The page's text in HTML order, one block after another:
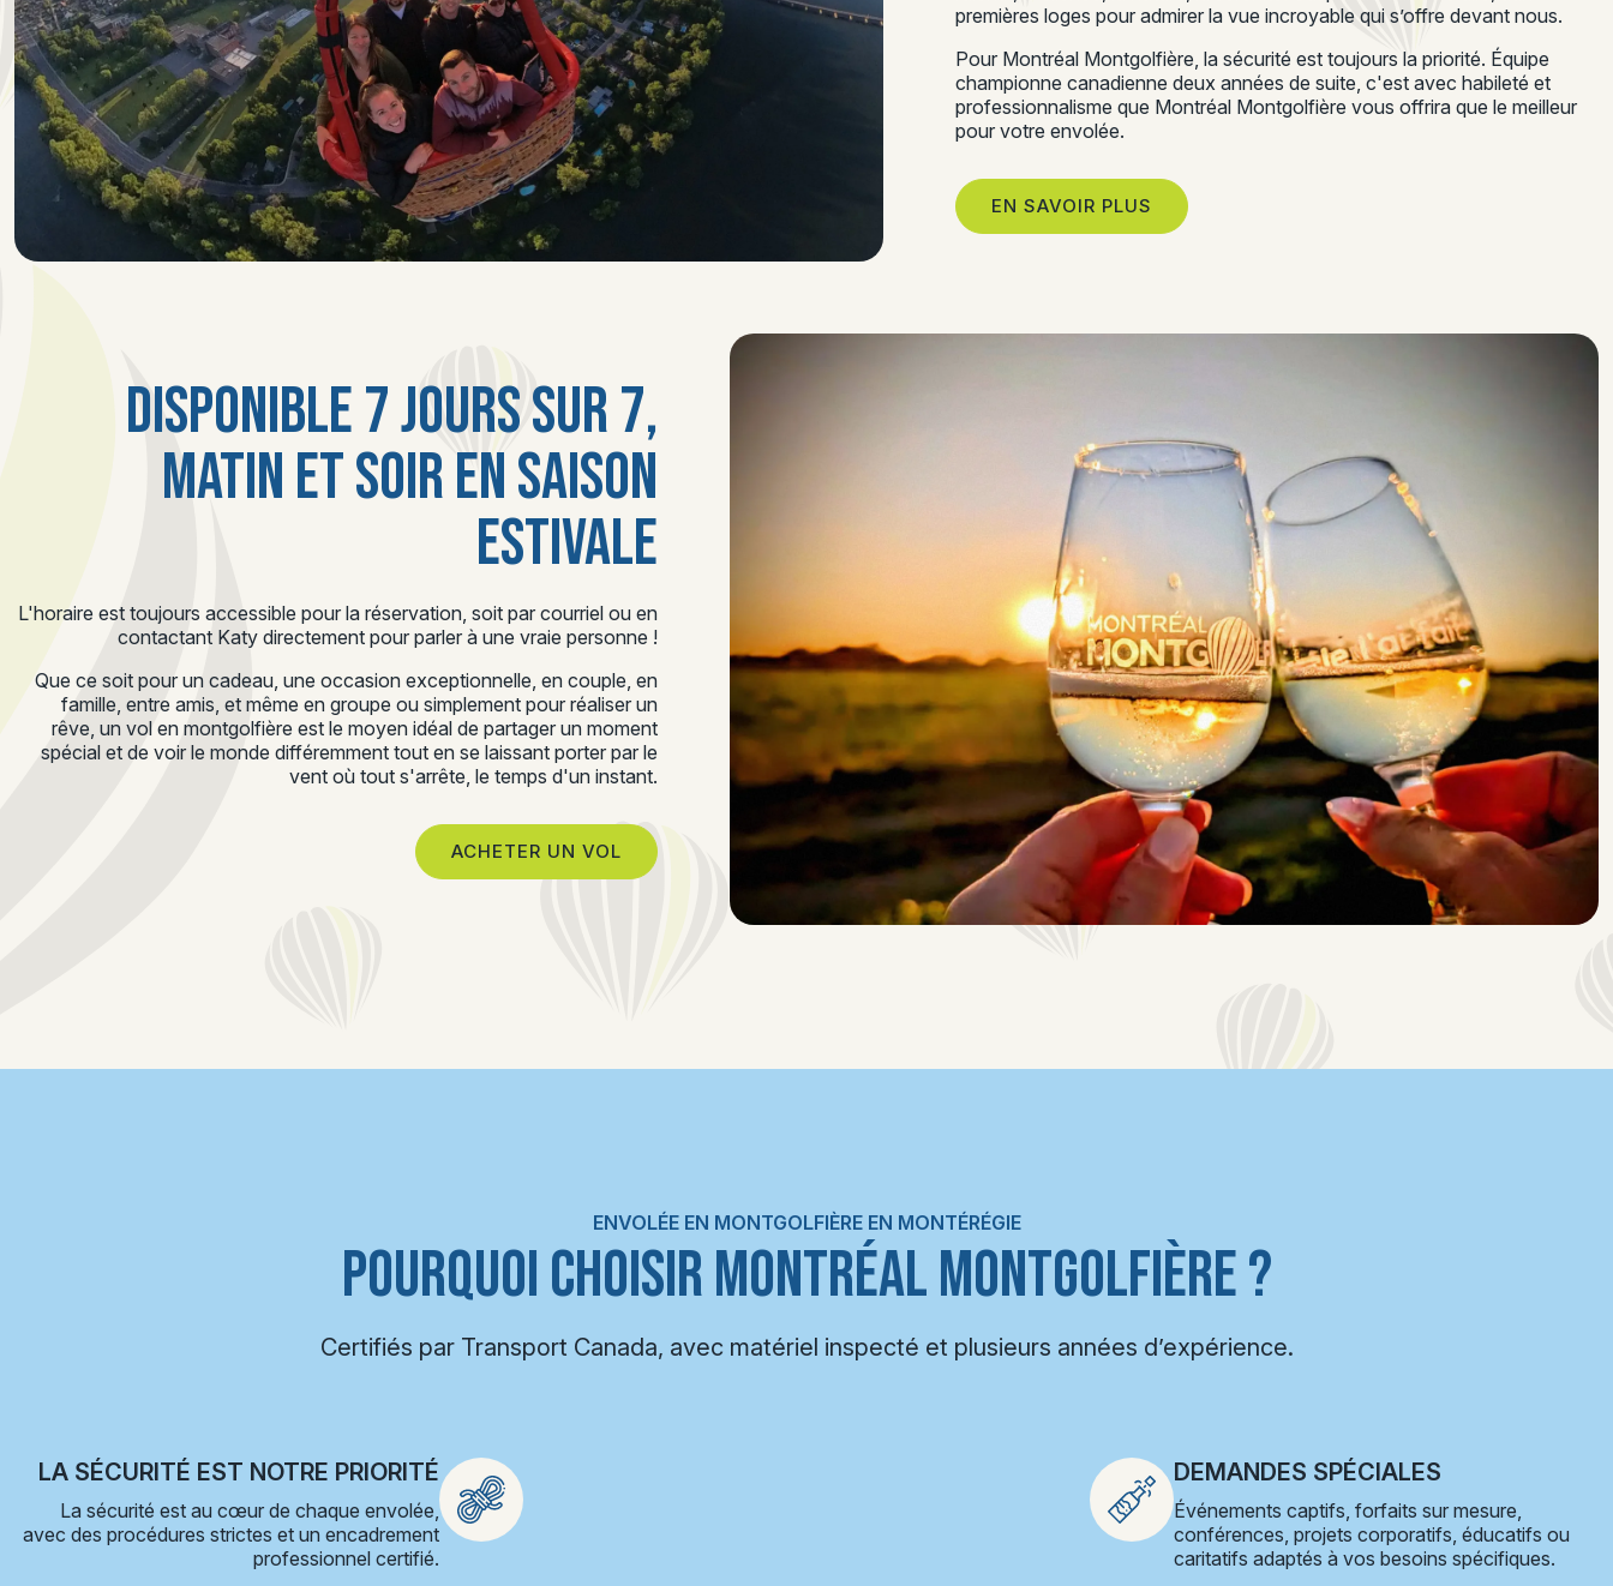
premières loges pour admirer la vue incroyable qui s’offre devant nous.
Pour Montréal Montgolfière, la sécurité est toujours la priorité. Équipe
championne canadienne deux années de suite, c'est avec habileté et
professionnalisme que Montréal Montgolfière vous offrira que le meilleur
pour votre envolée.
EN SAVOIR PLUS
DISPONIBLE 7 JOURS SUR 7,
MATIN ET SOIR EN SAISON
ESTIVALE
L'horaire est toujours accessible pour la réservation, soit par courriel ou en
contactant Katy directement pour parler à une vraie personne !
Que ce soit pour un cadeau, une occasion exceptionnelle, en couple, en
famille, entre amis, et même en groupe ou simplement pour réaliser un
rêve, un vol en montgolfière est le moyen idéal de partager un moment
spécial et de voir le monde différemment tout en se laissant porter par le
vent où tout s'arrête, le temps d'un instant.
ACHETER UN VOL
ENVOLÉE EN MONTGOLFIÈRE EN MONTÉRÉGIE
POURQUOI CHOISIR MONTRÉAL MONTGOLFIÈRE ?
Certifiés par Transport Canada, avec matériel inspecté et plusieurs années d’expérience.
LA SÉCURITÉ EST NOTRE PRIORITÉ
La sécurité est au cœur de chaque envolée,
avec des procédures strictes et un encadrement
professionnel certifié.
DEMANDES SPÉCIALES
Événements captifs, forfaits sur mesure,
conférences, projets corporatifs, éducatifs ou
caritatifs adaptés à vos besoins spécifiques.